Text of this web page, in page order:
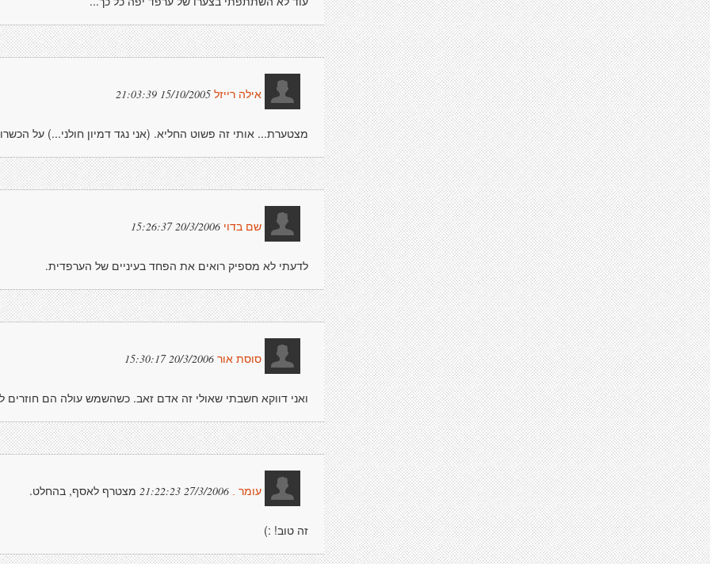
אילה רייזל 15/10/2005 21:03:39
מצטערת... אותי זה פשוט החליא. (אני נגד דמיון חולני...) על
שם בדוי 20/3/2006 15:26:37
לדעתי לא מספיק רואים את הפחד בעיניים של הערפדית.
סוסת אור 20/3/2006 15:30:17
ואני דווקא חשבתי שאולי זה אדם זאב. כשהשמש עולה הם חוזרים
עומר . 27/3/2006 21:22:23 מצטרף לאסף, בהחלט.
זה טוב! :)